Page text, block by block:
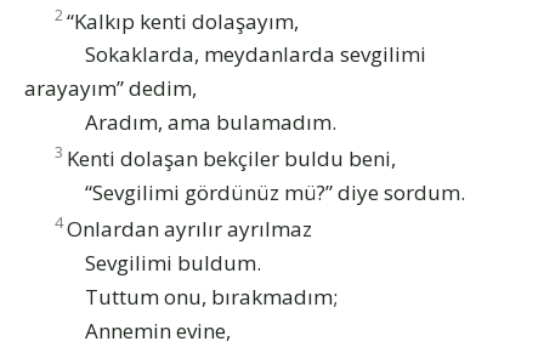
2“Kalkıp kenti dolaşayım,
Sokaklarda, meydanlarda sevgilimi
arayayım” dedim,
Aradım, ama bulamadım.
3 Kenti dolaşan bekçiler buldu beni,
“Sevgilimi gördünüz mü?” diye sordum.
4Onlardan ayrılır ayrılmaz
Sevgilimi buldum.
Tuttum onu, bırakmadım;
Annemin evine,